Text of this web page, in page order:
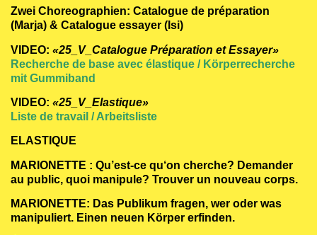
Zwei Choreographien: Catalogue de préparation
(Marja) & Catalogue essayer (Isi)
VIDEO: «25_V_Catalogue Préparation et Essayer»
Recherche de base avec élastique / Körperrecherche
mit Gummiband
VIDEO: «25_V_Elastique»
Liste de travail / Arbeitsliste
ELASTIQUE
MARIONETTE : Qu’est-ce qu‘on cherche? Demander
au public, quoi manipule? Trouver un nouveau corps.
MARIONETTE: Das Publikum fragen, wer oder was
manipuliert. Einen neuen Körper erfinden.